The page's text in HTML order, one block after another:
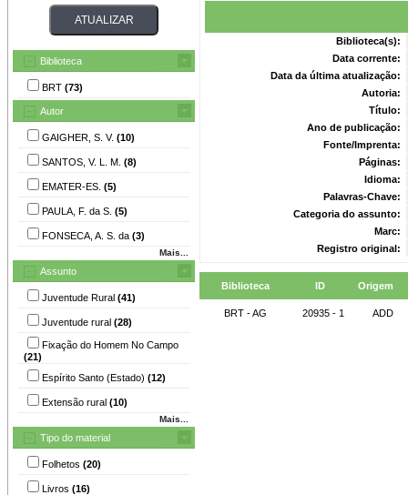
Biblioteca
BRT (73)
Autor
GAIGHER, S. V. (10)
SANTOS, V. L. M. (8)
EMATER-ES. (5)
PAULA, F. da S. (5)
FONSECA, A. S. da (3)
Mais...
Assunto
Juventude Rural (41)
Juventude rural (28)
Fixação do Homem No Campo
(21)
Espírito Santo (Estado) (12)
Extensão rural (10)
Mais...
Tipo do material
Folhetos (20)
Livros (16)
Biblioteca(s):
Data corrente:
Data da última atualização:
Autoria:
Título:
Ano de publicação:
Fonte/Imprenta:
Páginas:
Idioma:
Palavras-Chave:
Categoria do assunto:
Marc:
Registro original:
Biblioteca ID Origem
BRT - AG 20935 - 1 ADD